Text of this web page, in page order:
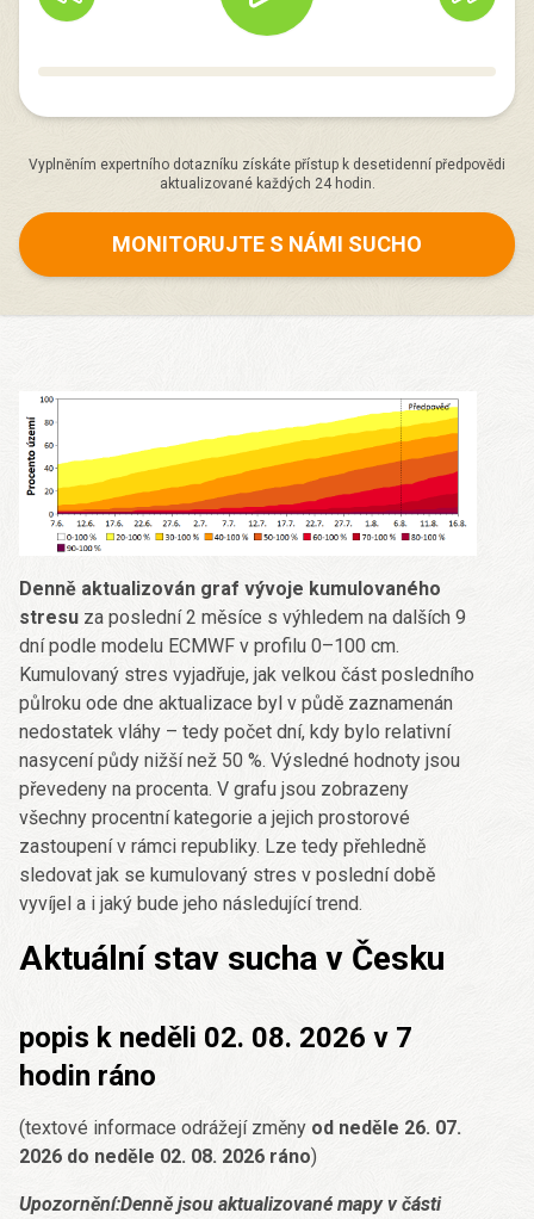
Vyplněním expertního dotazníku získáte přístup k desetidenní předpovědi
aktualizované každých 24 hodin.
MONITORUJTE S NÁMI SUCHO
Denně aktualizován graf vývoje kumulovaného
stresu za poslední 2 měsíce s výhledem na dalších 9
dní podle modelu ECMWF v profilu 0–100 cm.
Kumulovaný stres vyjadřuje, jak velkou část posledního
půlroku ode dne aktualizace byl v půdě zaznamenán
nedostatek vláhy – tedy počet dní, kdy bylo relativní
nasycení půdy nižší než 50 %. Výsledné hodnoty jsou
převedeny na procenta. V grafu jsou zobrazeny
všechny procentní kategorie a jejich prostorové
zastoupení v rámci republiky. Lze tedy přehledně
sledovat jak se kumulovaný stres v poslední době
vyvíjel a i jaký bude jeho následující trend.
Aktuální stav sucha v Česku
popis k neděli 02. 08. 2026 v 7
hodin ráno
(textové informace odrážejí změny od neděle 26. 07.
2026 do neděle 02. 08. 2026 ráno)
Upozornění:Denně jsou aktualizované mapy v části